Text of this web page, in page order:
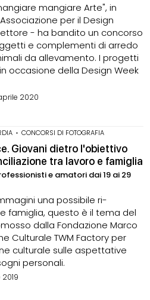
mangiare Arte", in
per il Design
- ha bandito un concorso
e complementi di arredo
da allevamento. I progetti
occasione della Design Week
2020
• CONCORSI DI FOTOGRAFIA
Giovani dietro l'obiettivo
tra lavoro e famiglia
e amatori dai 19 ai 29
una possibile ri-
famiglia, questo è il tema del
dalla Fondazione Marco
Culturale TWM Factory per
culturale sulle aspettative
personali.